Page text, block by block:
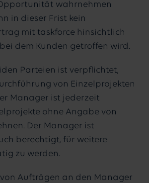
wahrnehmen
in dieser Frist kein
mit taskforce hinsichtlich
dem Kunden getroffen wird.
Parteien ist verpflichtet,
von Einzelprojekten
Manager ist jederzeit
ohne Angabe von
Der Manager ist
berechtigt, für weitere
zu werden.
Aufträgen an den Manager